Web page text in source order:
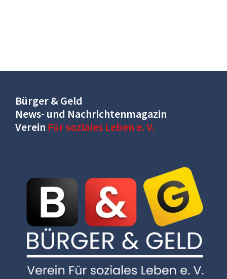
Bürger & Geld
News- und Nachrichtenmagazin
Verein Für soziales Leben e. V.